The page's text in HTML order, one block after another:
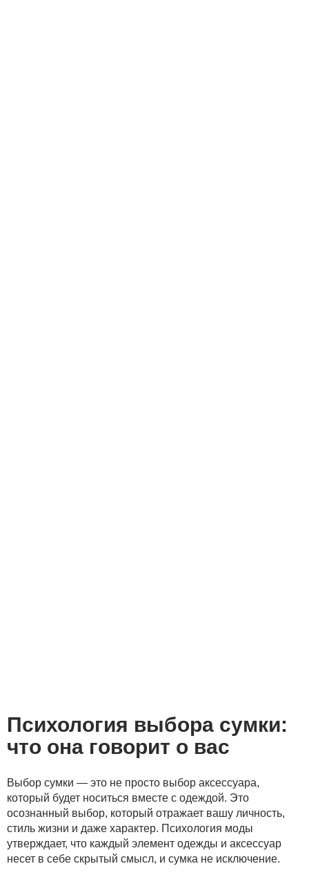
Психология выбора сумки:
что она говорит о вас
Выбор сумки — это не просто выбор аксессуара,
который будет носиться вместе с одеждой. Это
осознанный выбор, который отражает вашу личность,
стиль жизни и даже характер. Психология моды
утверждает, что каждый элемент одежды и аксессуар
несет в себе скрытый смысл, и сумка не исключение.